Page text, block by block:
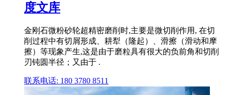
度文库
金刚石微粉砂轮超精密磨削时,主要是微切削作用, 在切
削过程中有切屑形成、耕犁（隆起）、滑擦（滑动和摩
擦）等现象产生,这是由于磨粒具有很大的负前角和切削
刃钝圆半径；又由于 .
联系电话: 180 3780 8511